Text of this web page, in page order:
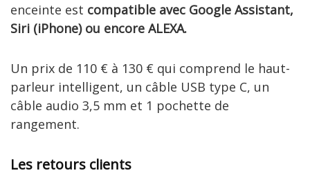
enceinte est compatible avec Google Assistant,
Siri (iPhone) ou encore ALEXA.
Un prix de 110 € à 130 € qui comprend le haut-
parleur intelligent, un câble USB type C, un
câble audio 3,5 mm et 1 pochette de
rangement.
Les retours clients